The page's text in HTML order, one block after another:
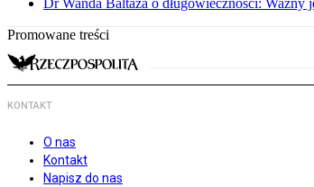
Dr Wanda Baltaza o długowieczności: Ważny
Promowane treści
KONTAKT
O nas
Kontakt
Napisz do nas